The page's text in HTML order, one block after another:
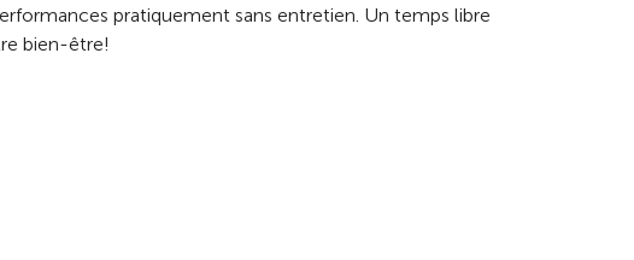
pratiquement sans entretien. Un temps libre
bien-être!